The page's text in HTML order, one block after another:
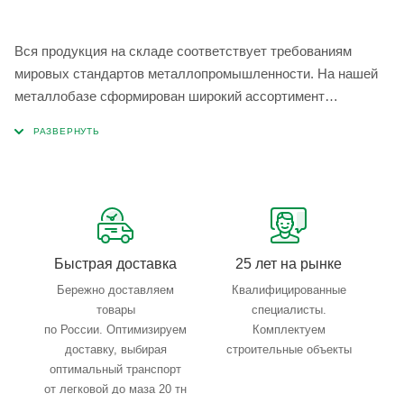
Вся продукция на складе соответствует требованиям
мировых стандартов металлопромышленности. На нашей
металлобазе сформирован широкий ассортимент
Быстрая доставка
Бережно доставляем
товары
по России. Оптимизируем
доставку, выбирая
оптимальный транспорт
от легковой до маза 20 тн
25 лет на рынке
Квалифицированные
специалисты.
Комплектуем
строительные объекты